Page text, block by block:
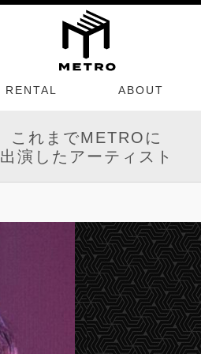
RENTAL ABOUT
これまでMETROに
出演したアーティスト